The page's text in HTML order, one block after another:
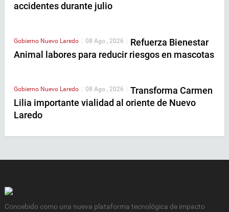
accidentes durante julio
Gobierno Nuevo Laredo | 08 Ago , 2026 | Refuerza Bienestar
Animal labores para reducir riesgos en mascotas
Gobierno Nuevo Laredo 08 Ago , 2026
Transforma Carmen
Lilia importante vialidad al oriente de Nuevo
Laredo
Concebido como una nueva plataforma tecnológica de impacto